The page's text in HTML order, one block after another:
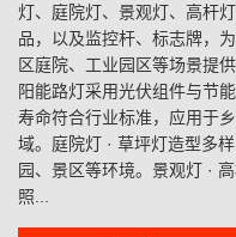
灯、庭院灯、景观灯、高杆
品，以及监控杆、标志牌，
区庭院、工业园区等场景提
阳能路灯采用光伏组件与节
寿命符合行业标准，应用于
域。庭院灯 · 草坪灯造型多
园、景区等环境。景观灯 ·
照...